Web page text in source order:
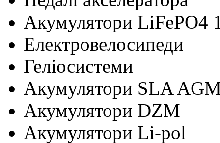
Акумулятори LiFePO4
Електровелосипеди
Геліосистеми
Акумулятори SLA
Акумулятори DZM
Акумулятори Li-pol